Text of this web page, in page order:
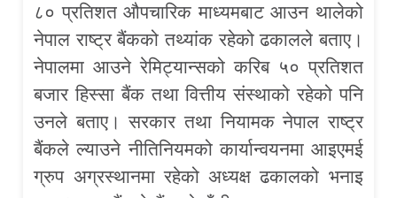
८० प्रतिशत औपचारिक माध्यमबाट आउन थालेको
नेपाल राष्ट्र बैंकको तथ्यांक रहेको ढकालले बताए।
नेपालमा आउने रेमिट्यान्सको करिब ५० प्रतिशत
बजार हिस्सा बैंक तथा वित्तीय संस्थाको रहेको पनि
उनले बताए। सरकार तथा नियामक नेपाल राष्ट्र
बैंकले ल्याउने नीतिनियमको कार्यान्वयनमा आइएमई
ग्रुप अग्रस्थानमा रहेको अध्यक्ष ढकालको भनाइ